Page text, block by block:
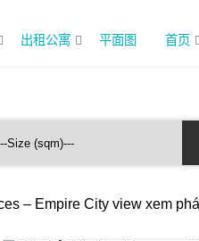
出租公寓 平面图 首页
– Empire City view xem